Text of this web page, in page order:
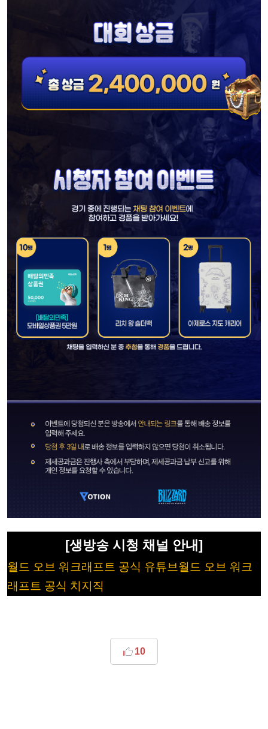
[생방송 시청 채널 안내]
월드 오브 워크래프트 공식 유튜브월드 오브 워크
래프트 공식 치지직
10